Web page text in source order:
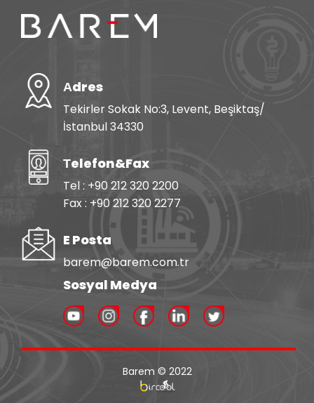
Аdres
Tekirler Sokak No:3, Levent, Beşiktaş/
İstanbul 34330
Тelefon&Fax
Tel : +90 212 320 2200
Fax : +90 212 320 2277
E Posta
barem@barem.com.tr
Sosyal Medya
Barem © 2022